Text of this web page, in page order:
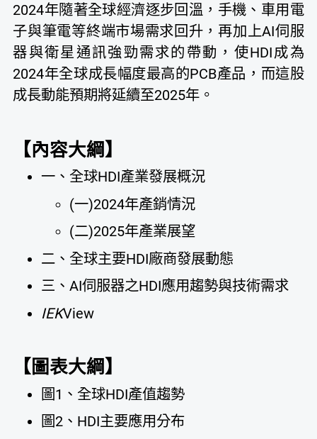
2024年隨著全球經濟逐步回溫，手機、車用電
子與筆電等終端市場需求回升，再加上AI伺服
器與衛星通訊強勁需求的帶動，使HDI成為
2024年全球成長幅度最高的PCB產品，而這股
成長動能預期將延續至2025年。
【內容大綱】
一、全球HDI產業發展概況
(一)2024年產銷情況
(二)2025年產業展望
二、全球主要HDI廠商發展動態
三、AI伺服器之HDI應用趨勢與技術需求
IEKView
【圖表大綱】
圖1、全球HDI產值趨勢
圖2、HDI主要應用分布